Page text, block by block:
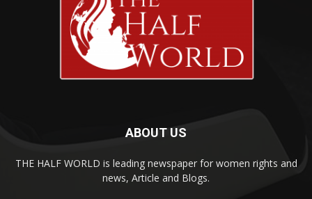
ABOUT US
THE HALF WORLD is leading newspaper for women rights and
news, Article and Blogs.